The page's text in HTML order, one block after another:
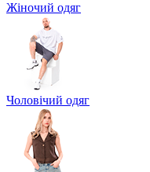
Жіночий одяг
Чоловічий одяг